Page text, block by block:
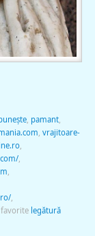
, pamant,
vrajitoare-
,
,
,
legătură